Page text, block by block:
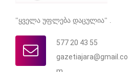
"ყველა უფლება დაცულია" .
577 20 43 55
gazetiajara@gmail.co